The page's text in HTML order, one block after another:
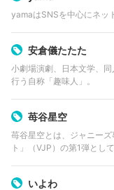
yamaはSNSを中心にネッ
安倉儀たたた
小劇場演劇、日本文学、
行う自称「趣味人」。
苺谷星空
苺谷星空とは、ジャニー
ト」（VJP）の第1弾とし
いよわ